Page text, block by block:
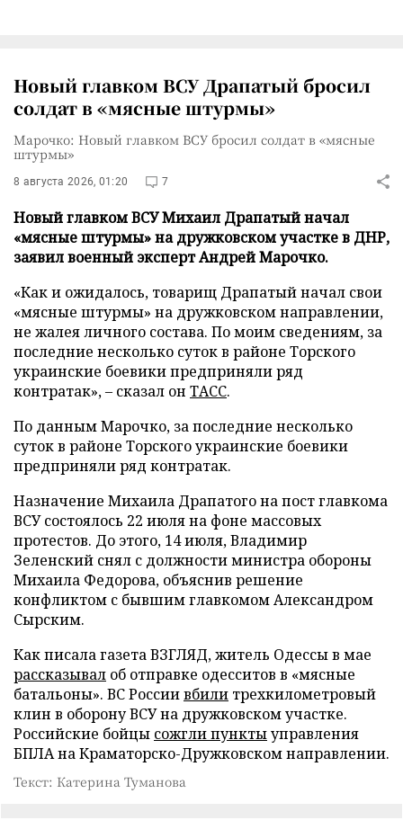
Новый главком ВСУ Драпатый бросил
солдат в «мясные штурмы»
Марочко: Новый главком ВСУ бросил солдат в «мясные
штурмы»
8 августа 2026, 01:20 7
Новый главком ВСУ Михаил Драпатый начал
«мясные штурмы» на дружковском участке в ДНР,
заявил военный эксперт Андрей Марочко.
«Как и ожидалось, товарищ Драпатый начал свои
«мясные штурмы» на дружковском направлении,
не жалея личного состава. По моим сведениям, за
последние несколько суток в районе Торского
украинские боевики предприняли ряд
контратак», – сказал он ТАСС.
По данным Марочко, за последние несколько
суток в районе Торского украинские боевики
предприняли ряд контратак.
Назначение Михаила Драпатого на пост главкома
ВСУ состоялось 22 июля на фоне массовых
протестов. До этого, 14 июля, Владимир
Зеленский снял с должности министра обороны
Михаила Федорова, объяснив решение
конфликтом с бывшим главкомом Александром
Сырским.
Как писала газета ВЗГЛЯД, житель Одессы в мае
рассказывал об отправке одесситов в «мясные
батальоны». ВС Россиивбили трехкилометровый
клин в оборону ВСУ на дружковском участке.
Российские бойцы сожгли пунктыуправления
БПЛА на Краматорско-Дружковском направлении.
Текст: Катерина Туманова